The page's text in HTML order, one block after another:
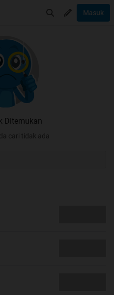
Masuk
Ditemukan
cari tidak ada